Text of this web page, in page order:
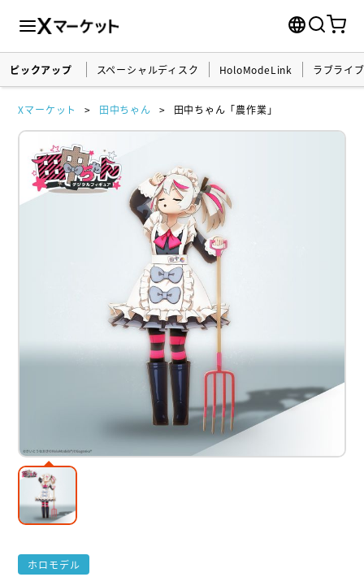
ピックアップ スペーシャルディスク HoloModeLink ラブライ
Xマーケット 田中ちゃん 田中ちゃん「農作業」
ホロモデル